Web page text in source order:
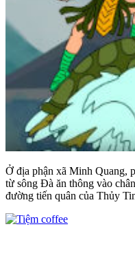
Ở địa phận xã Minh Quang,
từ sông Đà ăn thông vào
đường tiến quân của Thủy